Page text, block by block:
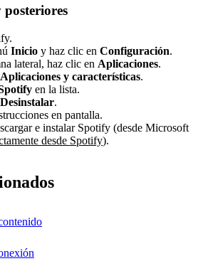
Inicio y haz clic en Configuración.
lateral, haz clic en Aplicaciones.
Aplicaciones y características.
en la lista.
Desinstalar.
en pantalla.
e instalar Spotify (desde Microsoft
desde Spotify).